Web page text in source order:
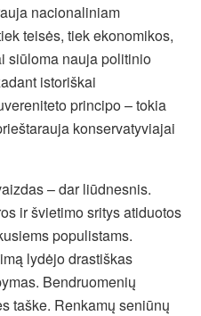
nacionaliniam
teisės, tiek ekonomikos,
siūloma nauja politinio
istoriškai
principo – tokia
konservatyviajai
– dar liūdnesnis.
ir švietimo sritys atiduotos
populistams.
lydėjo drastiškas
Bendruomenių
taške. Renkamų seniūnų